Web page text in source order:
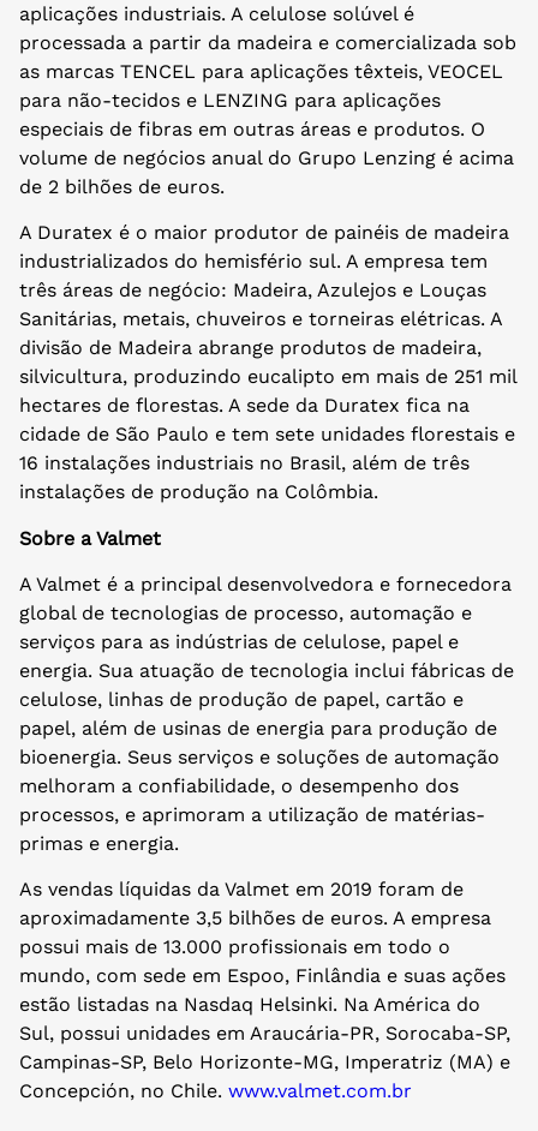
aplicações industriais. A celulose solúvel é
processada a partir da madeira e comercializada sob
as marcas TENCEL para aplicações têxteis, VEOCEL
para não-tecidos e LENZING para aplicações
especiais de fibras em outras áreas e produtos. O
volume de negócios anual do Grupo Lenzing é acima
de 2 bilhões de euros.
A Duratex é o maior produtor de painéis de madeira
industrializados do hemisfério sul. A empresa tem
três áreas de negócio: Madeira, Azulejos e Louças
Sanitárias, metais, chuveiros e torneiras elétricas. A
divisão de Madeira abrange produtos de madeira,
silvicultura, produzindo eucalipto em mais de 251 mil
hectares de florestas. A sede da Duratex fica na
cidade de São Paulo e tem sete unidades florestais e
16 instalações industriais no Brasil, além de três
instalações de produção na Colômbia.
Sobre a Valmet
A Valmet é a principal desenvolvedora e fornecedora
global de tecnologias de processo, automação e
serviços para as indústrias de celulose, papel e
energia. Sua atuação de tecnologia inclui fábricas de
celulose, linhas de produção de papel, cartão e
papel, além de usinas de energia para produção de
bioenergia. Seus serviços e soluções de automação
melhoram a confiabilidade, o desempenho dos
processos, e aprimoram a utilização de matérias-
primas e energia.
As vendas líquidas da Valmet em 2019 foram de
aproximadamente 3,5 bilhões de euros. A empresa
possui mais de 13.000 profissionais em todo o
mundo, com sede em Espoo, Finlândia e suas ações
estão listadas na Nasdaq Helsinki. Na América do
Sul, possui unidades em Araucária-PR, Sorocaba-SP,
Campinas-SP, Belo Horizonte-MG, Imperatriz (MA) e
Concepción, no Chile. www.valmet.com.br